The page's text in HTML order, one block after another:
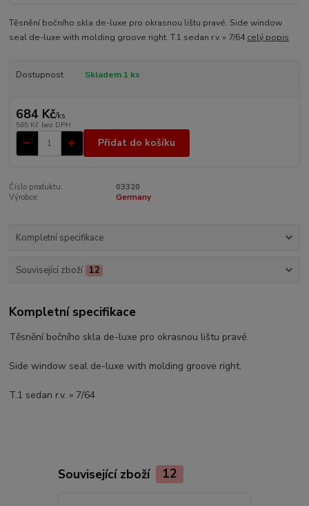
Těsnění bočního skla de-luxe pro okrasnou lištu pravé. Side window
seal de-luxe with molding groove right. T.1 sedan r.v. » 7/64 celý popis
Dostupnost Skladem 1 ks
684 Kč/ks
565 Kč bez DPH
Přidat do košíku
Číslo produktu:
03320
Výrobce:
Germany
Kompletní specifikace
Související zboží 12
Kompletní specifikace
Těsnění bočního skla de-luxe pro okrasnou lištu pravé.
Side window seal de-luxe with molding groove right.
T.1 sedan r.v. » 7/64
Související zboží 12